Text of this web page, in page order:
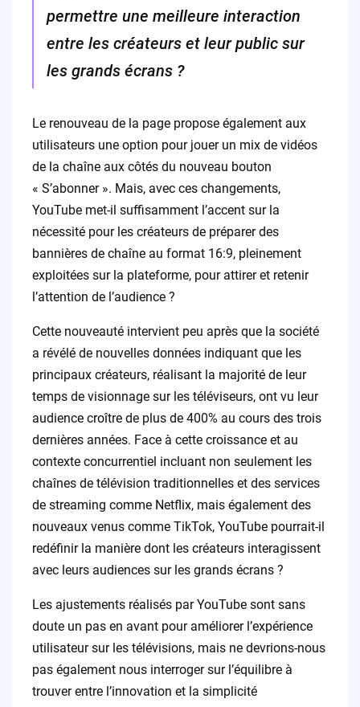
permettre une meilleure interaction
entre les créateurs et leur public sur
les grands écrans ?
Le renouveau de la page propose également aux
utilisateurs une option pour jouer un mix de vidéos
de la chaîne aux côtés du nouveau bouton
« S’abonner ». Mais, avec ces changements,
YouTube met-il suffisamment l’accent sur la
nécessité pour les créateurs de préparer des
bannières de chaîne au format 16:9, pleinement
exploitées sur la plateforme, pour attirer et retenir
l’attention de l’audience ?
Cette nouveauté intervient peu après que la société
a révélé de nouvelles données indiquant que les
principaux créateurs, réalisant la majorité de leur
temps de visionnage sur les téléviseurs, ont vu leur
audience croître de plus de 400% au cours des trois
dernières années. Face à cette croissance et au
contexte concurrentiel incluant non seulement les
chaînes de télévision traditionnelles et des services
de streaming comme Netflix, mais également des
nouveaux venus comme TikTok, YouTube pourrait-il
redéfinir la manière dont les créateurs interagissent
avec leurs audiences sur les grands écrans ?
Les ajustements réalisés par YouTube sont sans
doute un pas en avant pour améliorer l’expérience
utilisateur sur les télévisions, mais ne devrions-nous
pas également nous interroger sur l’équilibre à
trouver entre l’innovation et la simplicité